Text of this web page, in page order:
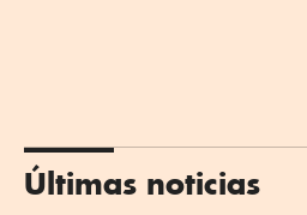
Últimas noticias